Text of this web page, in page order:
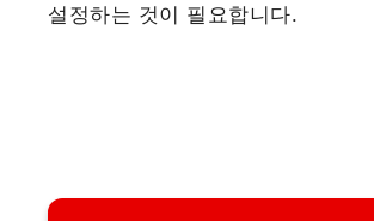
설정하는 것이 필요합니다.